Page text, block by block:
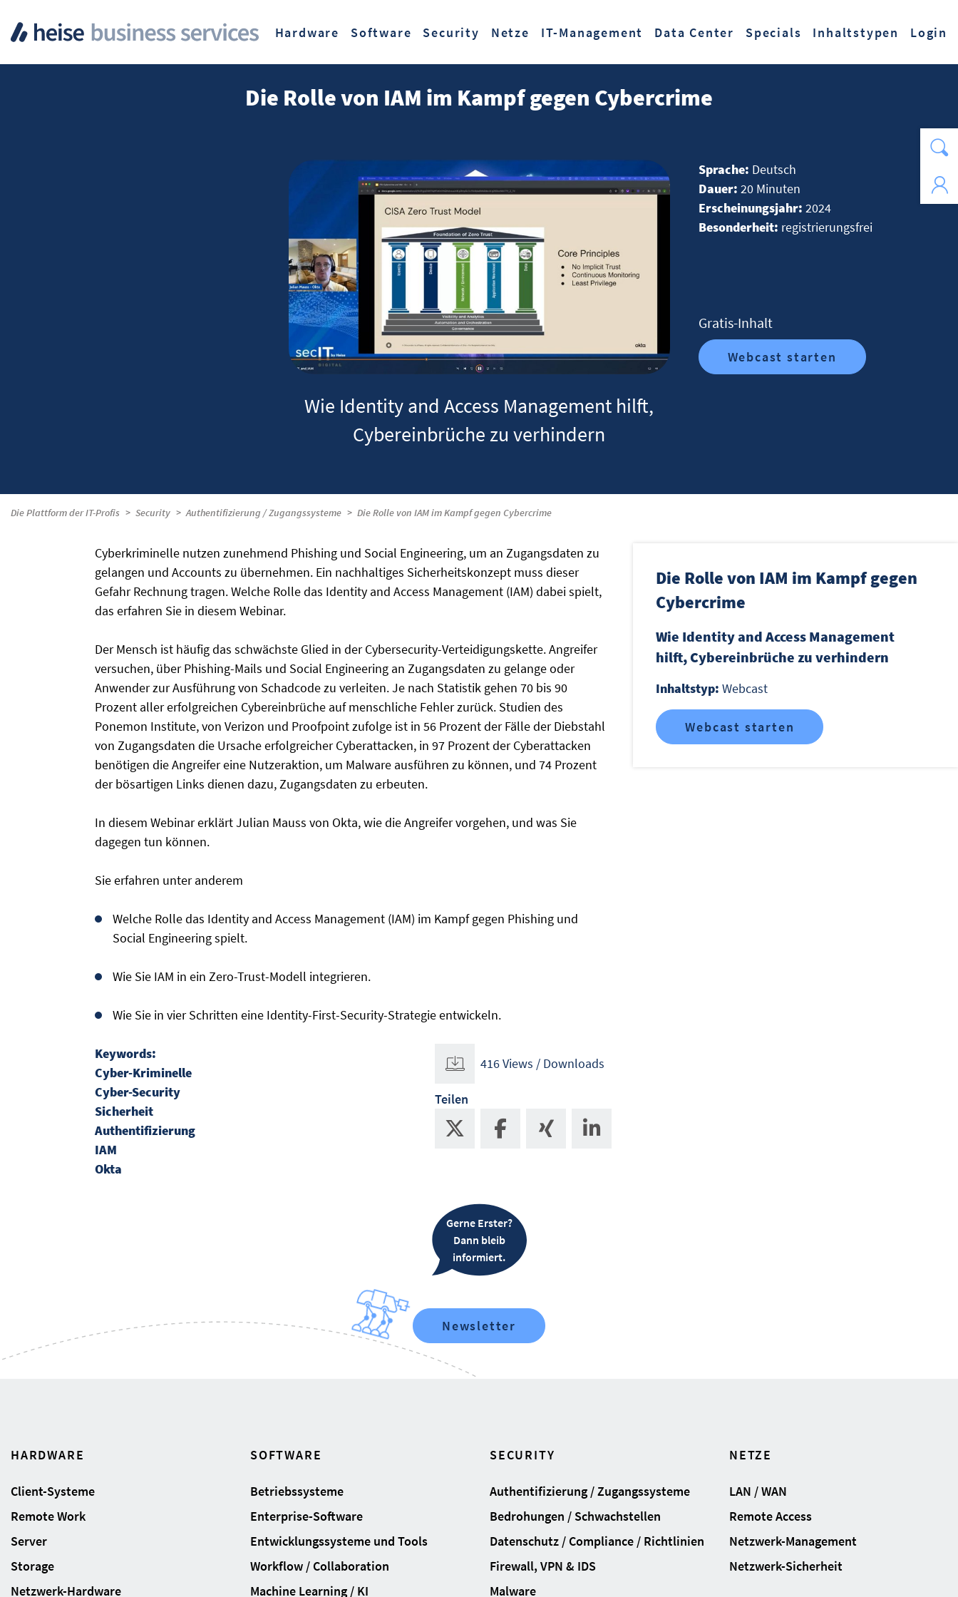
Hardware
Software Security Netze IT-Management Data Center Specials Inhaltstypen Login
Die Rolle von IAM im Kampf gegen Cybercrime
Wie Identity and Access Management hilft,
Cybereinbrüche zu verhindern
Sprache: Deutsch
Dauer: 20 Minuten
Erscheinungsjahr: 2024
Besonderheit: registrierungsfrei
Gratis-Inhalt
Webcast starten
Die Plattform der IT-Profis Security Authentifizierung / Zugangssysteme Die Rolle von IAM im Kampf gegen Cybercrime
Cyberkriminelle nutzen zunehmend Phishing und Social Engineering, um an Zugangsdaten zu
gelangen und Accounts zu übernehmen. Ein nachhaltiges Sicherheitskonzept muss dieser
Gefahr Rechnung tragen. Welche Rolle das Identity and Access Management (IAM) dabei spielt,
das erfahren Sie in diesem Webinar.
Der Mensch ist häufig das schwächste Glied in der Cybersecurity-Verteidigungskette. Angreifer
versuchen, über Phishing-Mails und Social Engineering an Zugangsdaten zu gelange oder
Anwender zur Ausführung von Schadcode zu verleiten. Je nach Statistik gehen 70 bis 90
Prozent aller erfolgreichen Cybereinbrüche auf menschliche Fehler zurück. Studien des
Ponemon Institute, von Verizon und Proofpoint zufolge ist in 56 Prozent der Fälle der Diebstahl
von Zugangsdaten die Ursache erfolgreicher Cyberattacken, in 97 Prozent der Cyberattacken
benötigen die Angreifer eine Nutzeraktion, um Malware ausführen zu können, und 74 Prozent
der bösartigen Links dienen dazu, Zugangsdaten zu erbeuten.
In diesem Webinar erklärt Julian Mauss von Okta, wie die Angreifer vorgehen, und was Sie
dagegen tun können.
Sie erfahren unter anderem
Welche Rolle das Identity and Access Management (IAM) im Kampf gegen Phishing und
Social Engineering spielt.
Wie Sie IAM in ein Zero-Trust-Modell integrieren.
Wie Sie in vier Schritten eine Identity-First-Security-Strategie entwickeln.
Keywords:
Cyber-Kriminelle
Cyber-Security
Sicherheit
Authentifizierung
IAM
Okta
416 Views / Downloads
Teilen
Die Rolle von IAM im Kampf gegen
Cybercrime
Wie Identity and Access Management
hilft, Cybereinbrüche zu verhindern
Inhaltstyp:Webcast
Webcast starten
Gerne Erster?
Dann bleib
informiert.
Newsletter
HARDWARE
Client-Systeme
Remote Work
Server
Storage
Netzwerk-Hardware
SOFTWARE
Betriebssysteme
Enterprise-Software
Entwicklungssysteme und Tools
Workflow / Collaboration
Machine Learning / KI
SECURITY
Authentifizierung / Zugangssysteme
Bedrohungen / Schwachstellen
Datenschutz / Compliance / Richtlinien
Firewall, VPN & IDS
Malware
NETZE
LAN / WAN
Remote Access
Netzwerk-Management
Netzwerk-Sicherheit